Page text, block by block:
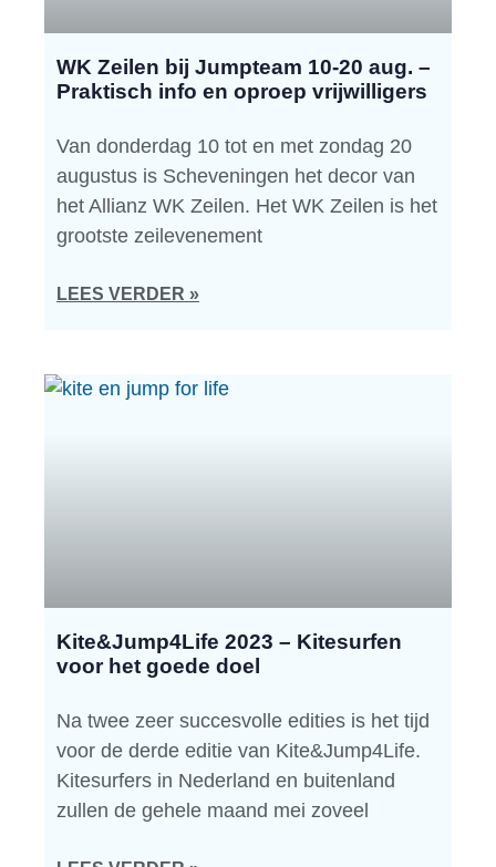
WK Zeilen bij Jumpteam 10-20 aug. –
Praktisch info en oproep vrijwilligers
Van donderdag 10 tot en met zondag 20
augustus is Scheveningen het decor van
het Allianz WK Zeilen. Het WK Zeilen is het
grootste zeilevenement
LEES VERDER »
Kite&Jump4Life 2023 – Kitesurfen
voor het goede doel
Na twee zeer succesvolle edities is het tijd
voor de derde editie van Kite&Jump4Life.
Kitesurfers in Nederland en buitenland
zullen de gehele maand mei zoveel